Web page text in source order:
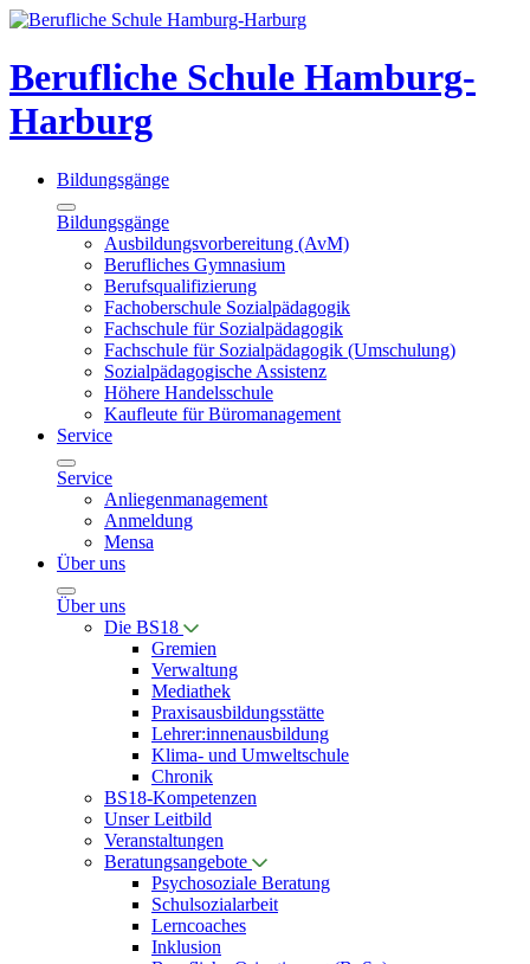
Berufliche Schule Hamburg-
Harburg
Bildungsgänge
Bildungsgänge
Ausbildungsvorbereitung (AvM)
Berufliches Gymnasium
Berufsqualifizierung
Fachoberschule Sozialpädagogik
Fachschule für Sozialpädagogik
Fachschule für Sozialpädagogik (Umschulung)
Sozialpädagogische Assistenz
Höhere Handelsschule
Kaufleute für Büromanagement
Service
Service
Anliegenmanagement
Anmeldung
Mensa
Über uns
Über uns
Die BS18
Gremien
Verwaltung
Mediathek
Praxisausbildungsstätte
Lehrer:innenausbildung
Klima- und Umweltschule
Chronik
BS18-Kompetenzen
Unser Leitbild
Veranstaltungen
Beratungsangebote
Psychosoziale Beratung
Schulsozialarbeit
Lerncoaches
Inklusion